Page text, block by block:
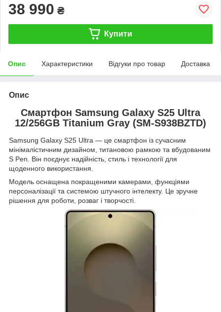
38 990 ₴
Купити
Опис Характеристики Відгуки про товар Доставка
Опис
Смартфон Samsung Galaxy S25 Ultra
12/256GB Titanium Gray (SM-S938BZTD)
Samsung Galaxy S25 Ultra — це смартфон із сучасним
мінімалістичним дизайном, титановою рамкою та вбудованим
S Pen. Він поєднує надійність, стиль і технології для
щоденного використання.
Модель оснащена покращеними камерами, функціями
персоналізації та системою штучного інтелекту. Це зручне
рішення для роботи, розваг і творчості.